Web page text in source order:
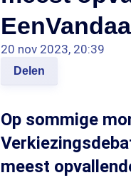
20 nov 2023, 20:39
Delen
Op sommige
meest